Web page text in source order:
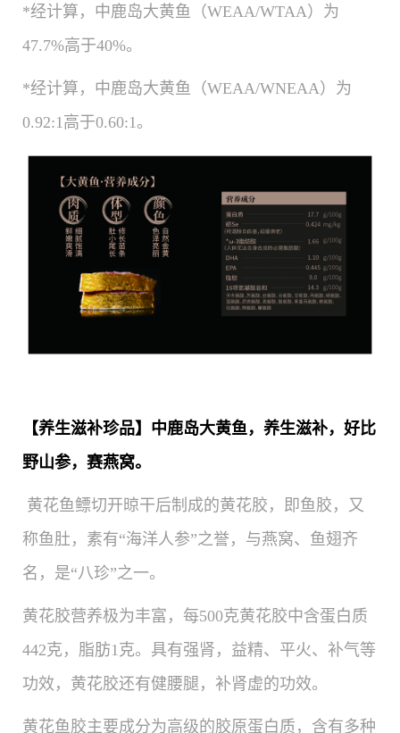
*经计算，中鹿岛大黄鱼（WEAA/WTAA）为
47.7%高于40%。
*经计算，中鹿岛大黄鱼（WEAA/WNEAA）为
0.92:1高于0.60:1。
【养生滋补珍品】中鹿岛大黄鱼，养生滋补，好比
野山参，赛燕窝。
黄花鱼鳔切开晾干后制成的黄花胶，即鱼胶，又
称鱼肚，素有“海洋人参”之誉，与燕窝、鱼翅齐
名，是“八珍”之一。
黄花胶营养极为丰富，每500克黄花胶中含蛋白质
442克，脂肪1克。具有强肾，益精、平火、补气等
功效，黄花胶还有健腰腿，补肾虚的功效。
黄花鱼胶主要成分为高级的胶原蛋白质，含有多种